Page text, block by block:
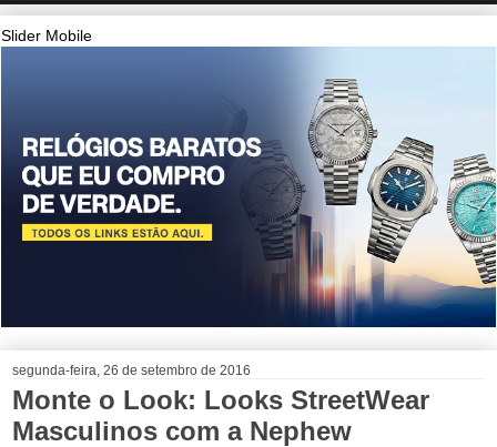
Slider Mobile
segunda-feira, 26 de setembro de 2016
Monte o Look: Looks StreetWear
Masculinos com a Nephew